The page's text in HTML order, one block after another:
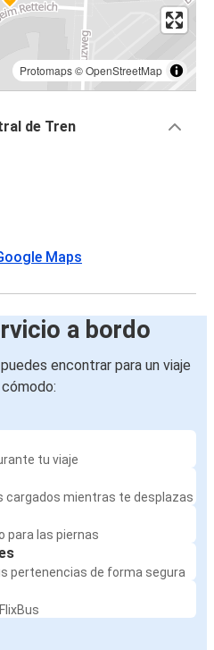
Protomaps©OpenStreetMap
de Tren
Maps
a bordo
encontrar para un viaje
tu viaje
cargados mientras te desplazas
para las piernas
pertenencias de forma segura